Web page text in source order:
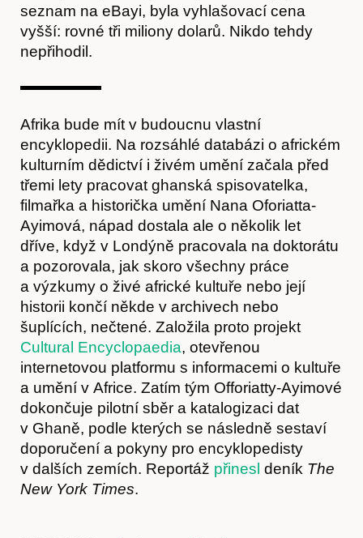
O nás
Obchod
seznam na eBayi, byla vyhlašovací cena
vyšší: rovné tři miliony dolarů. Nikdo tehdy
nepřihodil.
Afrika bude mít v budoucnu vlastní
encyklopedii. Na rozsáhlé databázi o africkém
kulturním dědictví i živém umění začala před
třemi lety pracovat ghanská spisovatelka,
filmařka a historička umění Nana Oforiatta-
Ayimová, nápad dostala ale o několik let
dříve, když v Londýně pracovala na doktorátu
a pozorovala, jak skoro všechny práce
a výzkumy o živé africké kultuře nebo její
historii končí někde v archivech nebo
šuplících, nečtené. Založila proto projekt
Cultural Encyclopaedia, otevřenou
internetovou platformu s informacemi o kultuře
a umění v Africe. Zatím tým Offoriatty-Ayimové
dokončuje pilotní sběr a katalogizaci dat
v Ghaně, podle kterých se následně sestaví
doporučení a pokyny pro encyklopedisty
v dalších zemích. Reportáž přinesl deník The
New York Times.